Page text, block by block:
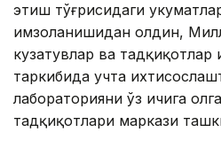
этиш тўғрисидаги
имзоланишидан олдин,
кузатувлар ва
таркибида учта
лабораторияни ўз ичига
тадқиқотлари маркази